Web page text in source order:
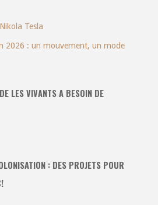
Tesla
2026 : un mouvement, un mode
LES VIVANTS A BESOIN DE
: DES PROJETS POUR